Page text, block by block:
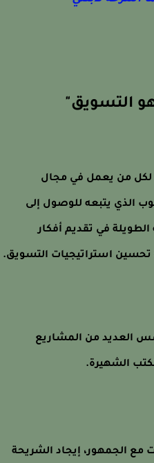
التسويق"
من يعمل في مجال
الذي يتبعه للوصول إلى
في تقديم أفكار
استراتيجيات التسويق.
من المشاريع
الشهيرة.
مع الجمهور، إيجاد الشريحة